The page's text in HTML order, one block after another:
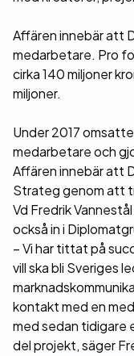
Affären innebär att
medarbetare. Pro
cirka 140 miljoner
miljoner.
Under 2017
medarbetare och
Affären innebär att
Strateg genom att
Vd Fredrik
också in i
– Vi har tittat på
vill ska bli Sveriges
kontakt med en
med sedan tidigare
del projekt, säger